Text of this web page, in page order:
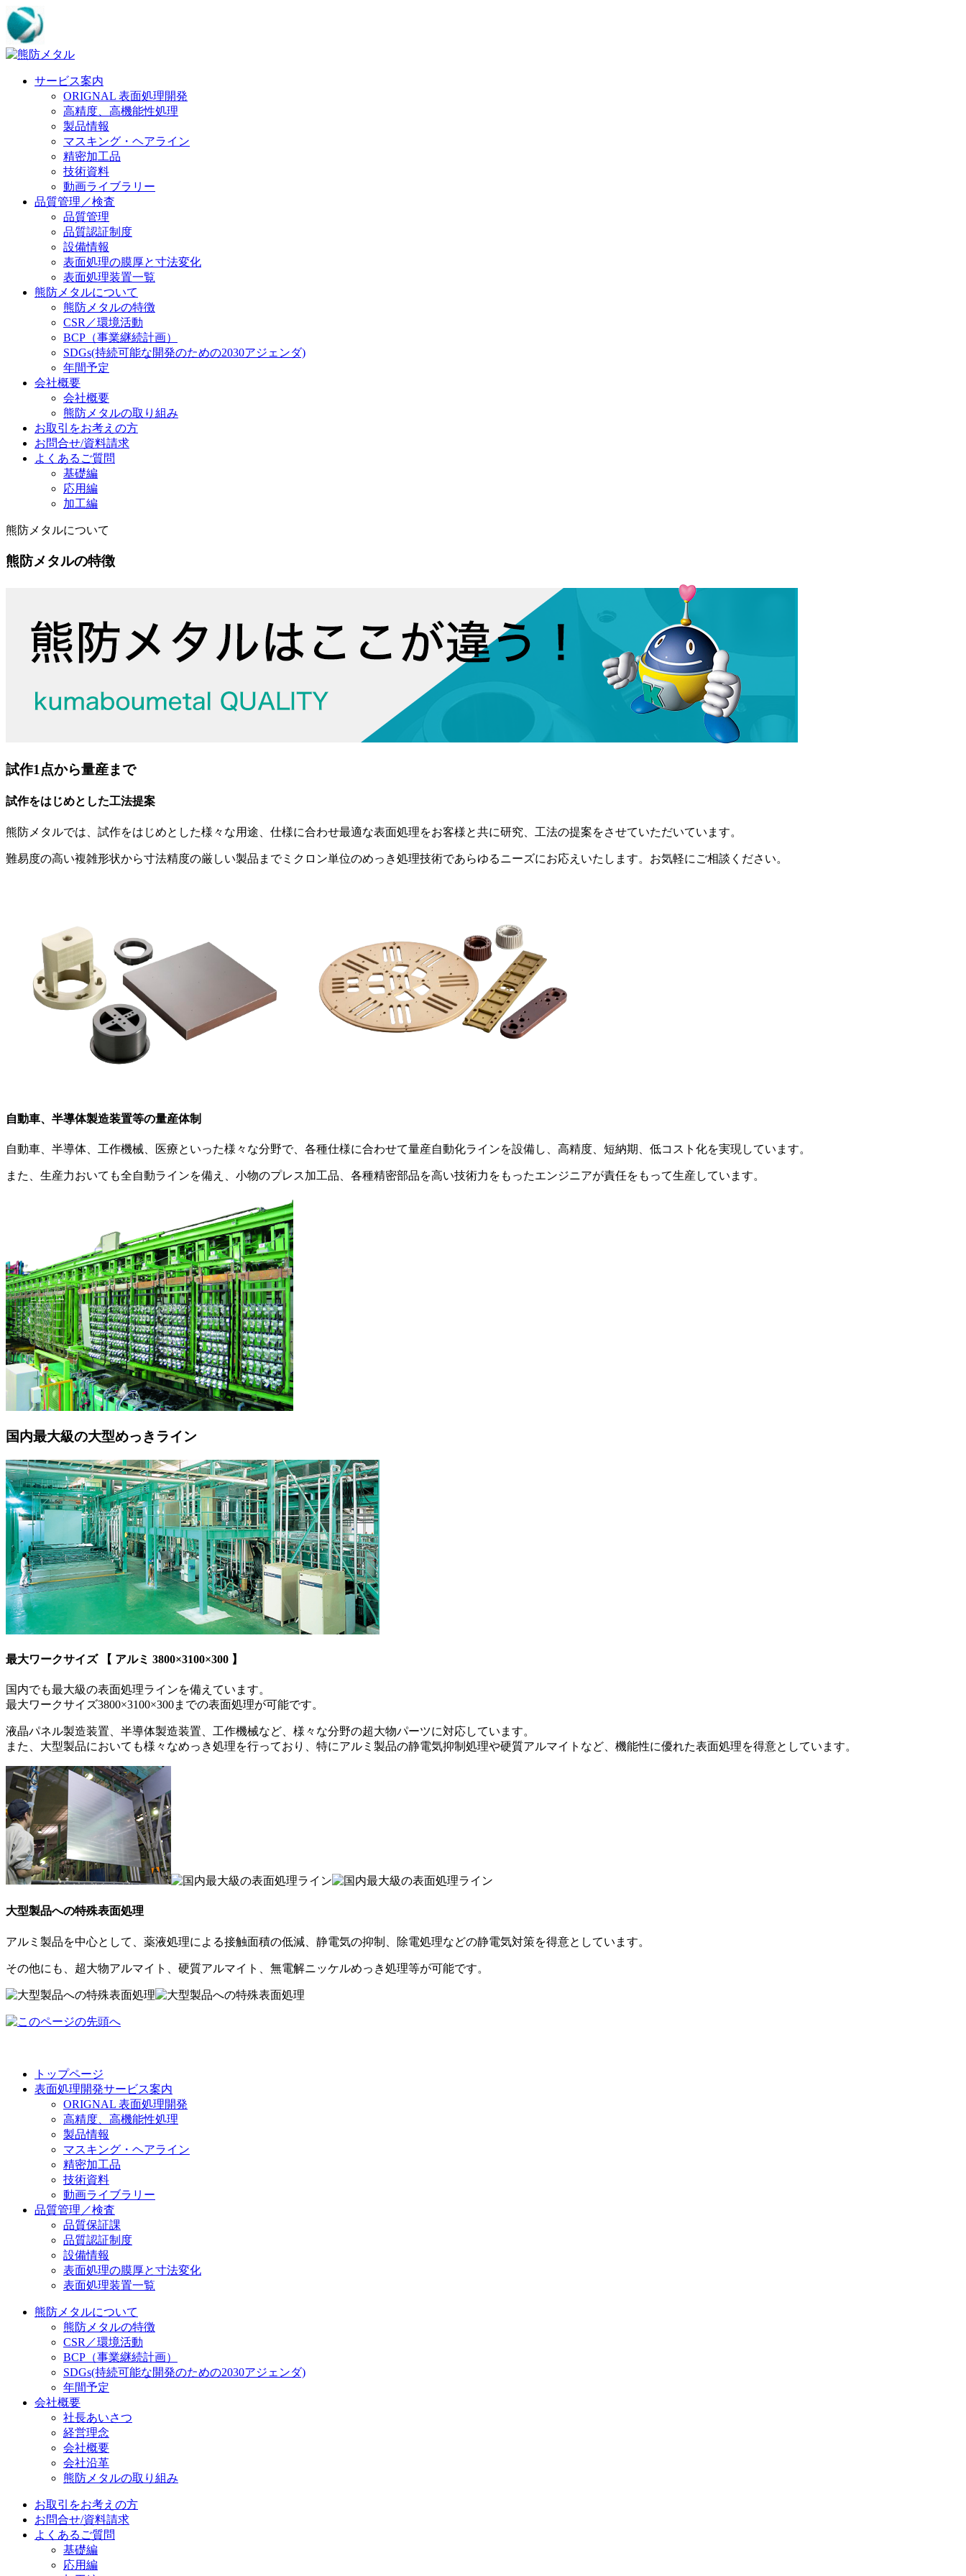
サービス案内
ORIGNAL 表面処理開発
高精度、高機能性処理
製品情報
マスキング・ヘアライン
精密加工品
技術資料
動画ライブラリー
品質管理／検査
品質管理
品質認証制度
設備情報
表面処理の膜厚と寸法変化
表面処理装置一覧
熊防メタルについて
熊防メタルの特徴
CSR／環境活動
BCP（事業継続計画）
SDGs(持続可能な開発のための2030アジェンダ)
年間予定
会社概要
会社概要
熊防メタルの取り組み
お取引をお考えの方
お問合せ/資料請求
よくあるご質問
基礎編
応用編
加工編
熊防メタルについて
熊防メタルの特徴
試作1点から量産まで
試作をはじめとした工法提案
熊防メタルでは、試作をはじめとした様々な用途、仕様に合わせ最適な表面処理をお客様と共に研究、工法の提案をさせていただいています。
難易度の高い複雑形状から寸法精度の厳しい製品までミクロン単位のめっき処理技術であらゆるニーズにお応えいたします。お気軽にご相談ください。
自動車、半導体製造装置等の量産体制
自動車、半導体、工作機械、医療といった様々な分野で、各種仕様に合わせて量産自動化ラインを設備し、高精度、短納期、低コスト化を実現しています。
また、生産力おいても全自動ラインを備え、小物のプレス加工品、各種精密部品を高い技術力をもったエンジニアが責任をもって生産しています。
国内最大級の大型めっきライン
最大ワークサイズ 【 アルミ 3800×3100×300 】
国内でも最大級の表面処理ラインを備えています。
最大ワークサイズ3800×3100×300までの表面処理が可能です。
液晶パネル製造装置、半導体製造装置、工作機械など、様々な分野の超大物パーツに対応しています。
また、大型製品においても様々なめっき処理を行っており、特にアルミ製品の静電気抑制処理や硬質アルマイトなど、機能性に優れた表面処理を得意としています。
大型製品への特殊表面処理
アルミ製品を中心として、薬液処理による接触面積の低減、静電気の抑制、除電処理などの静電気対策を得意としています。
その他にも、超大物アルマイト、硬質アルマイト、無電解ニッケルめっき処理等が可能です。
トップページ
表面処理開発サービス案内
ORIGNAL 表面処理開発
高精度、高機能性処理
製品情報
マスキング・ヘアライン
精密加工品
技術資料
動画ライブラリー
品質管理／検査
品質保証課
品質認証制度
設備情報
表面処理の膜厚と寸法変化
表面処理装置一覧
熊防メタルについて
熊防メタルの特徴
CSR／環境活動
BCP（事業継続計画）
SDGs(持続可能な開発のための2030アジェンダ)
年間予定
会社概要
社長あいさつ
経営理念
会社概要
会社沿革
熊防メタルの取り組み
お取引をお考えの方
お問合せ/資料請求
よくあるご質問
基礎編
応用編